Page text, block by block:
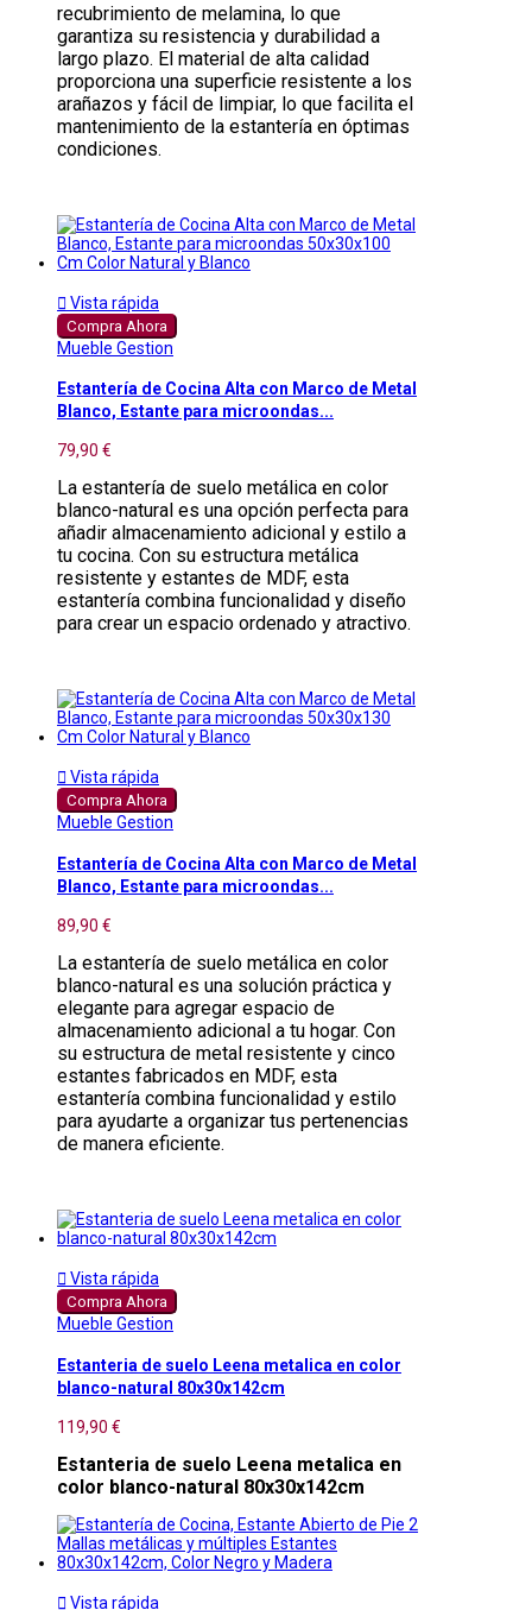
recubrimiento de melamina, lo que
garantiza su resistencia y durabilidad a
largo plazo. El material de alta calidad
proporciona una superficie resistente a los
arañazos y fácil de limpiar, lo que facilita el
mantenimiento de la estantería en óptimas
condiciones.
 Vista rápida
Compra Ahora
Mueble Gestion
Estantería de Cocina Alta con Marco de Metal
Blanco, Estante para microondas...
79,90 €
La estantería de suelo metálica en color
blanco-natural es una opción perfecta para
añadir almacenamiento adicional y estilo a
tu cocina. Con su estructura metálica
resistente y estantes de MDF, esta
estantería combina funcionalidad y diseño
para crear un espacio ordenado y atractivo.
 Vista rápida
Compra Ahora
Mueble Gestion
Estantería de Cocina Alta con Marco de Metal
Blanco, Estante para microondas...
89,90 €
La estantería de suelo metálica en color
blanco-natural es una solución práctica y
elegante para agregar espacio de
almacenamiento adicional a tu hogar. Con
su estructura de metal resistente y cinco
estantes fabricados en MDF, esta
estantería combina funcionalidad y estilo
para ayudarte a organizar tus pertenencias
de manera eficiente.
 Vista rápida
Compra Ahora
Mueble Gestion
Estanteria de suelo Leena metalica en color
blanco-natural 80x30x142cm
119,90 €
Estanteria de suelo Leena metalica en
color blanco-natural 80x30x142cm
 Vista rápida